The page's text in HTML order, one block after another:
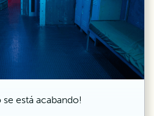
se está acabando!